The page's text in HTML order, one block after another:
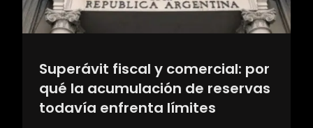
Superávit fiscal y comercial: por
qué la acumulación de reservas
todavía enfrenta límites